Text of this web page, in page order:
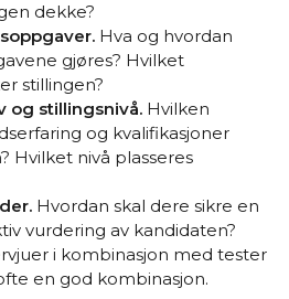
dekke?
Hva og hvordan
gjøres? Hvilket
stillingen?
og stillingsnivå. Hvilken
og kvalifikasjoner
Hvilket nivå plasseres
Hvordan skal dere sikre en
vurdering av kandidaten?
i kombinasjon med tester
en god kombinasjon.